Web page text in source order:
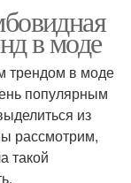
в моде
трендом в моде
популярным
из
рассмотрим,
такой